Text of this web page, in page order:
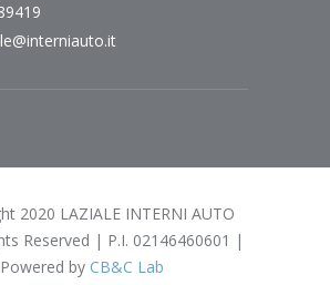
2020 LAZIALE INTERNI AUTO
Reserved | P.I. 02146460601 |
Powered by CB&C Lab